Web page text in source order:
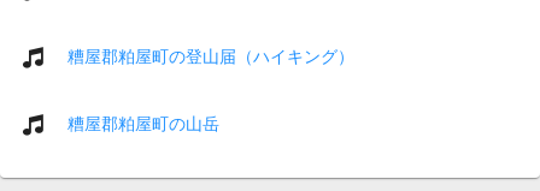
糟屋郡粕屋町の登山届（ハイキング）
糟屋郡粕屋町の山岳